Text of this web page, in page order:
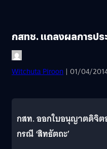
กสทช. แถลงผลการป
Witchuta Piroon | 01/04/
กสท. ออกใบอนุญาตดิจิต
กรณี ‘สิทธัตถะ’